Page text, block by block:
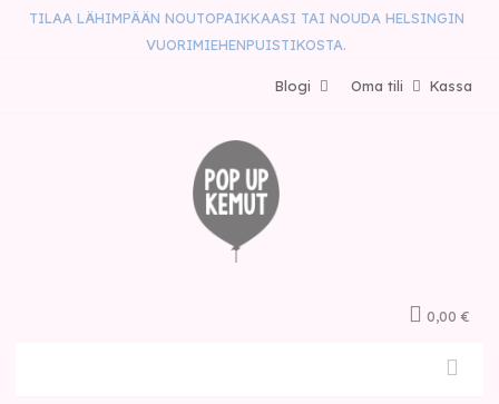
TILAA LÄHIMPÄÄN NOUTOPAIKKAASI TAI NOUDA HELSINGIN
VUORIMIEHENPUISTIKOSTA.
Kassa
Oma tili
Blogi
0,00 €